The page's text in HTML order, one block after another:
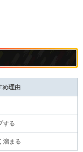
め理由
する
溜まる